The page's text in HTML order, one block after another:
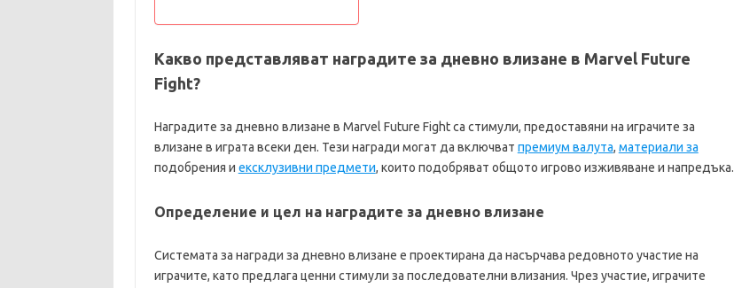
Какво представляват наградите за дневно влизане в Marvel Future
Fight?
Наградите за дневно влизане в Marvel Future Fight са стимули, предоставяни на играчите за
влизане в играта всеки ден. Тези награди могат да включват премиум валута, материали за
подобрения и ексклузивни предмети, които подобряват общото игрово изживяване и напредъка.
Определение и цел на наградите за дневно влизане
Системата за награди за дневно влизане е проектирана да насърчава редовното участие на
играчите, като предлага ценни стимули за последователни влизания. Чрез участие, играчите